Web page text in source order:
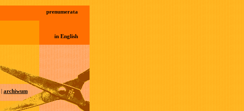
prenumerata
in English
| archiwum